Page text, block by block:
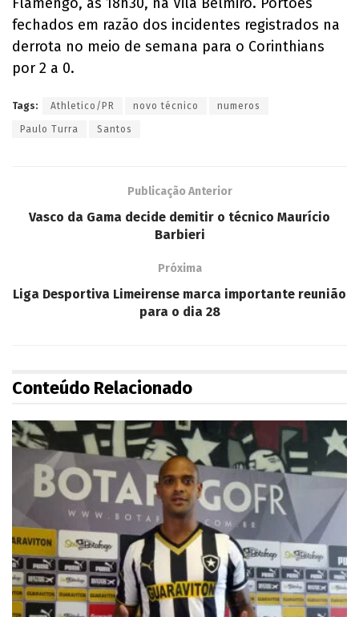
fechados em razão dos incidentes registrados na
derrota no meio de semana para o Corinthians
por 2 a 0.
Tags: Athletico/PR novo técnico numeros
Paulo Turra Santos
Publicação Anterior
Vasco da Gama decide demitir o técnico Maurício
Barbieri
Próxima
Liga Desportiva Limeirense marca importante reunião
para o dia 28
Conteúdo Relacionado